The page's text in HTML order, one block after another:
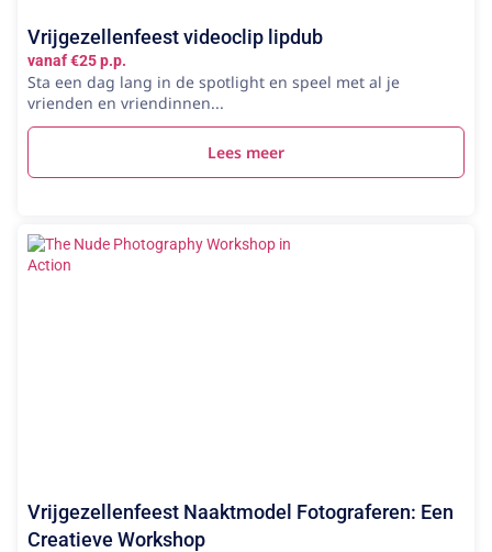
Vrijgezellenfeest videoclip lipdub
vanaf €25 p.p.
Sta een dag lang in de spotlight en speel met al je
vrienden en vriendinnen...
Lees meer
Vrijgezellenfeest Naaktmodel Fotograferen: Een
Creatieve Workshop